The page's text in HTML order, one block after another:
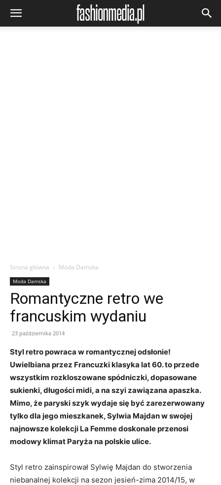
Strona główna Moda Damska
Moda Damska
Romantyczne retro we
francuskim wydaniu
23 października 2014
Styl retro powraca w romantycznej odsłonie!
Uwielbiana przez Francuzki klasyka lat 60. to przede
wszystkim rozkloszowane spódniczki, dopasowane
sukienki, długości midi, a na szyi zawiązana apaszka.
Mimo, że paryski szyk wydaje się być zarezerwowany
tylko dla jego mieszkanek, Sylwia Majdan w swojej
najnowsze kolekcji La Femme doskonale przenosi
modowy klimat Paryża na polskie ulice.
Styl retro zainspirował Sylwię Majdan do stworzenia
niebanalnej kolekcji na sezon jesień-zima 2014/15, w